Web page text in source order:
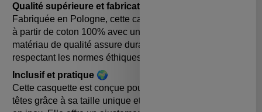
Qualité supérieure et fabrication européenne
Fabriquée en Pologne, cette casquette est confectionnée
à partir de coton 100% avec une densité de 280 g/m². Ce
matériau de qualité assure durabilité et confort, tout en
respectant les normes éthiques et environnementales.
Inclusif et pratique 🌍
Cette casquette est conçue pour s'adapter à toutes les
têtes grâce à sa taille unique et sa fermeture par boucle